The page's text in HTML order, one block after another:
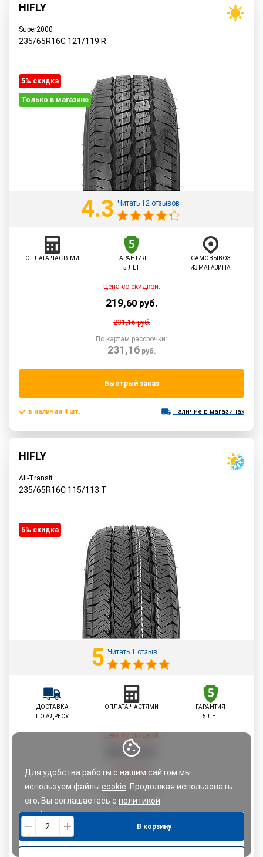
Для удобства работы с нашим сайтом мы
используем файлы cookie . Продолжая использовать
его, Вы соглашаетесь с политикой
конфиденциальности.
Понятно
HIFLY
Super2000
235/65R16C 121/119 R
5% cкидка
Только в магазине
4.3 Читать 12 отзывов
ОПЛАТА ЧАСТЯМИ
ГАРАНТИЯ
5 ЛЕТ
САМОВЫВОЗ
ИЗ МАГАЗИНА
Цена со скидкой:
219,60 руб.
231,16руб.
По картам рассрочки:
231,16руб.
Быстрый заказ
в наличии 4 шт. Наличие в магазинах
HIFLY
All-Transit
235/65R16C 115/113 T
5% cкидка
5 Читать 1 отзыв
ДОСТАВКА
ПО АДРЕСУ
ОПЛАТА ЧАСТЯМИ
ГАРАНТИЯ
5 ЛЕТ
Цена со скидкой:
223,75руб.
235,52руб.
По картам рассрочки:
235,52руб.
В корзину